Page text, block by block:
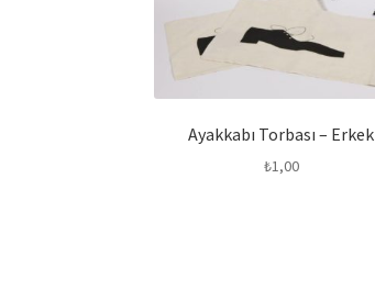
Ayakkabı Torbası – Erkek
₺1,00